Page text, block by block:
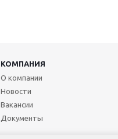
КОМПАНИЯ
О компании
Новости
Вакансии
Документы